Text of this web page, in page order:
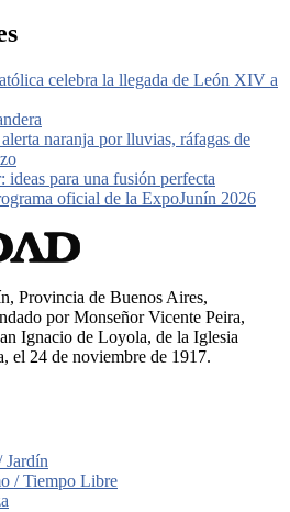
celebra la llegada de León XIV a
naranja por lluvias, ráfagas de
ideas para una fusión perfecta
oficial de la ExpoJunín 2026
Provincia de Buenos Aires,
por Monseñor Vicente Peira,
Ignacio de Loyola, de la Iglesia
el 24 de noviembre de 1917.
Jardín
/ Tiempo Libre